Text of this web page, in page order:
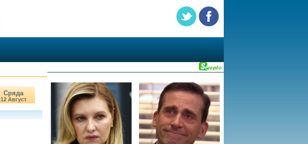
Сряда
12 Август